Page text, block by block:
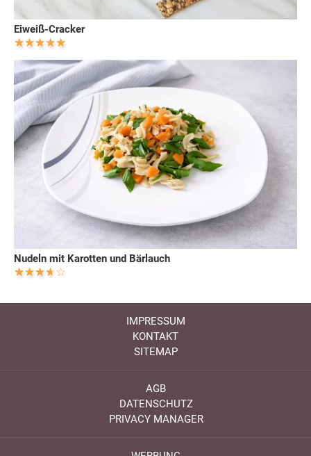
Eiweiß-Cracker
Nudeln mit Karotten und Bärlauch
IMPRESSUM
KONTAKT
SITEMAP
AGB
DATENSCHUTZ
PRIVACY MANAGER